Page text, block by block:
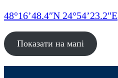
48°16’48.4″N 24°54’23.2″E
Показати на мапі